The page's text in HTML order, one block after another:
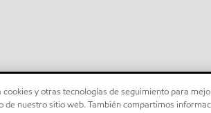
cookies y otras tecnologías de seguimiento para
de nuestro sitio web. También compartimos